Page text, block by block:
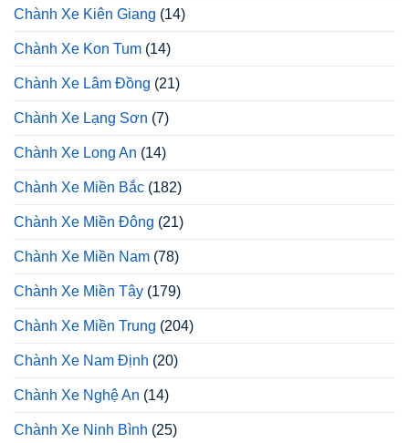
Chành Xe Kiên Giang (14)
Chành Xe Kon Tum (14)
Chành Xe Lâm Đồng (21)
Chành Xe Lạng Sơn (7)
Chành Xe Long An (14)
Chành Xe Miền Bắc (182)
Chành Xe Miền Đông (21)
Chành Xe Miền Nam (78)
Chành Xe Miền Tây (179)
Chành Xe Miền Trung (204)
Chành Xe Nam Định (20)
Chành Xe Nghệ An (14)
Chành Xe Ninh Bình (25)